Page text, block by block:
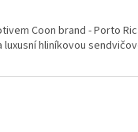
Coon brand - Porto
hliníkovou